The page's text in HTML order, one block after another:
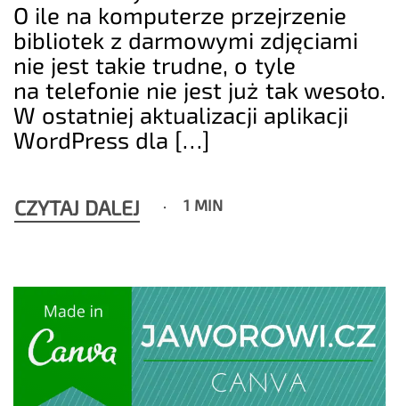
O ile na komputerze przejrzenie
bibliotek z darmowymi zdjęciami
nie jest takie trudne, o tyle
na telefonie nie jest już tak wesoło.
W ostatniej aktualizacji aplikacji
WordPress dla […]
CZYTAJ DALEJ 1 MIN